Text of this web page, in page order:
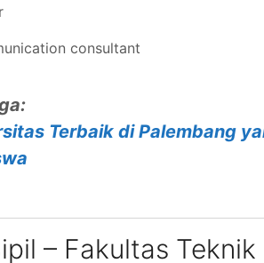
consultant
Terbaik di Palembang
– Fakultas Teknik